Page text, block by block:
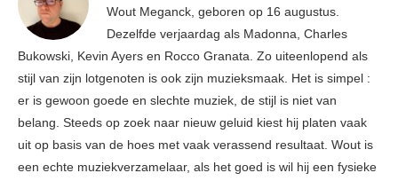
Wout Meganck, geboren op 16 augustus.
Dezelfde verjaardag als Madonna, Charles
Bukowski, Kevin Ayers en Rocco Granata. Zo uiteenlopend als
stijl van zijn lotgenoten is ook zijn muzieksmaak. Het is simpel :
er is gewoon goede en slechte muziek, de stijl is niet van
belang. Steeds op zoek naar nieuw geluid kiest hij platen vaak
uit op basis van de hoes met vaak verassend resultaat. Wout is
een echte muziekverzamelaar, als het goed is wil hij een fysieke